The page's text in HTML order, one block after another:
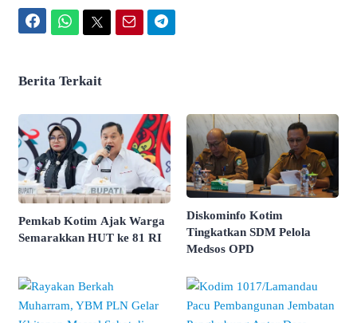
Berita Terkait
Pemkab Kotim Ajak Warga
Semarakkan HUT ke 81 RI
Diskominfo Kotim
Tingkatkan SDM Pelola
Medsos OPD